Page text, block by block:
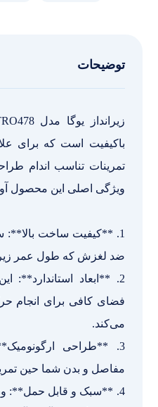
توضیحات
باکیفیت است که برای
ویژگی اصلی این محصول
1. **کیفیت ساخت بالا**:
ضد لغزش که طول عمر
2. **ابعاد استاندارد**:
فضای کافی برای انجام
می‌کند.
3. **طراحی
مفاصل و بدن شما حین
4. **سبک و قابل حمل**: